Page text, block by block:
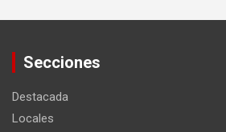
Secciones
Destacada
Locales